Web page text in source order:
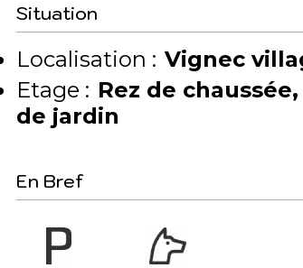
Situation
Localisation : Vignec
Etage : Rez de chaussée
de jardin
En Bref